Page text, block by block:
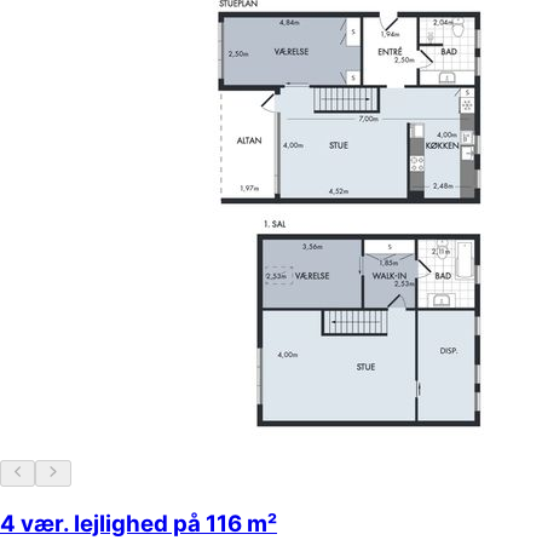
4 vær. lejlighed på 116 m²